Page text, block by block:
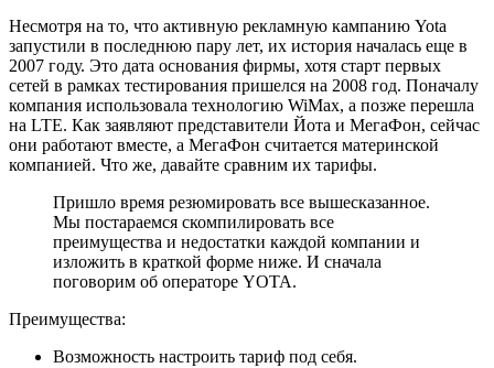
Несмотря на то, что активную рекламную кампанию Yota
запустили в последнюю пару лет, их история началась еще в
2007 году. Это дата основания фирмы, хотя старт первых
сетей в рамках тестирования пришелся на 2008 год. Поначалу
компания использовала технологию WiMax, а позже перешла
на LTE. Как заявляют представители Йота и МегаФон, сейчас
они работают вместе, а МегаФон считается материнской
компанией. Что же, давайте сравним их тарифы.
Пришло время резюмировать все вышесказанное.
Мы постараемся скомпилировать все
преимущества и недостатки каждой компании и
изложить в краткой форме ниже. И сначала
поговорим об операторе YOTA.
Преимущества:
Возможность настроить тариф под себя.